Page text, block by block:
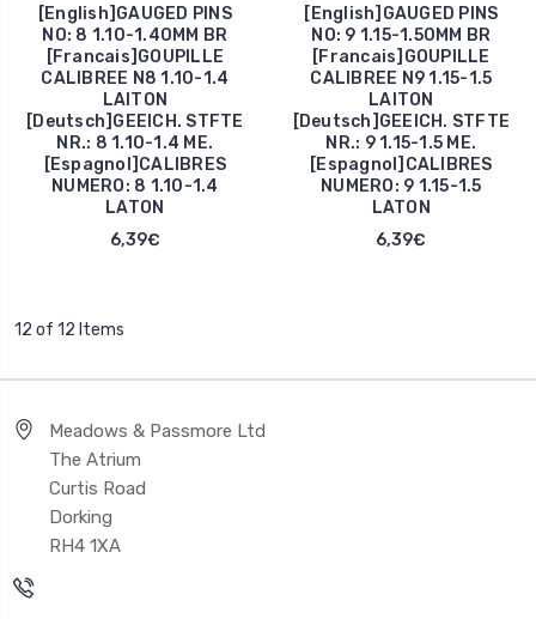
[English]GAUGED PINS
NO: 8 1.10-1.40MM BR
[Francais]GOUPILLE
CALIBREE N8 1.10-1.4
LAITON
[Deutsch]GEEICH. STFTE
NR.: 8 1.10-1.4 ME.
[Espagnol]CALIBRES
NUMERO: 8 1.10-1.4
LATON
6,39€
[English]GAUGED PINS
NO: 9 1.15-1.50MM BR
[Francais]GOUPILLE
CALIBREE N9 1.15-1.5
LAITON
[Deutsch]GEEICH. STFTE
NR.: 9 1.15-1.5 ME.
[Espagnol]CALIBRES
NUMERO: 9 1.15-1.5
LATON
6,39€
12 of 12 Items
Meadows & Passmore Ltd
The Atrium
Curtis Road
Dorking
RH4 1XA